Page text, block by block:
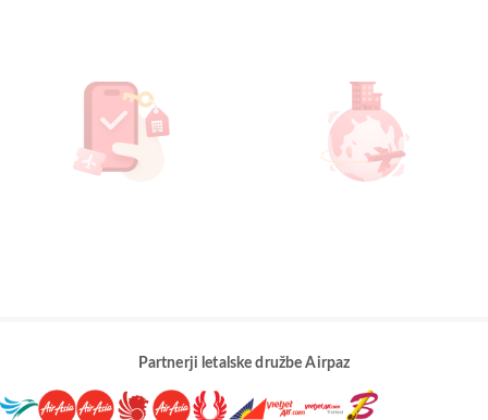
Partnerji letalske družbe Airpaz